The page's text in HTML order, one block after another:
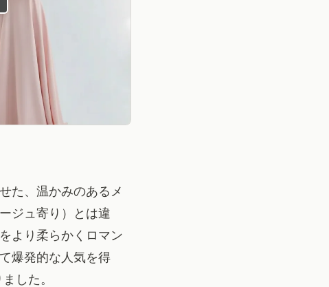
た、温かみのあるメ
ジュ寄り）とは違
より柔らかくロマン
爆発的な人気を得
した。